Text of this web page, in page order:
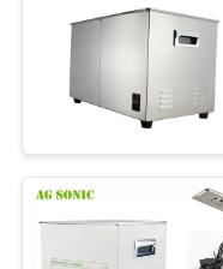
समाचार
एक
उद्धरण